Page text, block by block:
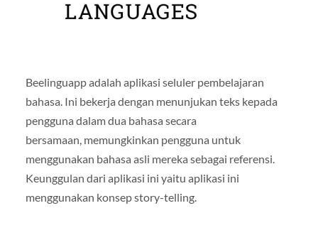
Beelinguapp adalah aplikasi seluler pembelajaran
bahasa. Ini bekerja dengan menunjukan teks kepada
pengguna dalam dua bahasa secara
bersamaan, memungkinkan pengguna untuk
menggunakan bahasa asli mereka sebagai referensi.
Keunggulan dari aplikasi ini yaitu aplikasi ini
menggunakan konsep story-telling.